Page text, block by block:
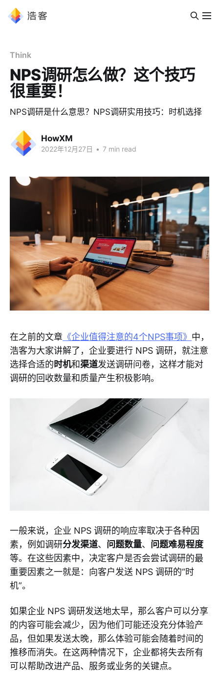
Think
NPS调研怎么做？这个技巧
很重要！
NPS调研是什么意思？NPS调研实用技巧：时机选择
HowXM
2022年12月27日 • 7 min read
在之前的文章 《企业值得注意的4个NPS事项》 中，
浩客为大家讲解了，企业要进行 NPS 调研，就注意
选择合适的时机和渠道发送调研问卷，这样才能对
调研的回收数量和质量产生积极影响。
一般来说，企业 NPS 调研的响应率取决于各种因
素，例如调研分发渠道、 问题数量、 问题难易程度
等。在这些因素中，决定客户是否会尝试调研的最
重要因素之一就是：向客户发送 NPS 调研的“时
机”。
如果企业 NPS 调研发送地太早，那么客户可以分享
的内容可能会减少，因为他们可能还没充分体验产
品，但如果发送太晚，那么体验可能会随着时间的
推移而消失。在这两种情况下，企业都将失去所有
可以帮助改进产品、服务或业务的关键点。